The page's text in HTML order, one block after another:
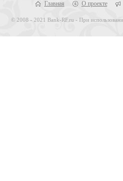
Главная О проекте
© 2008 - 2021 Bank-RF.ru - При